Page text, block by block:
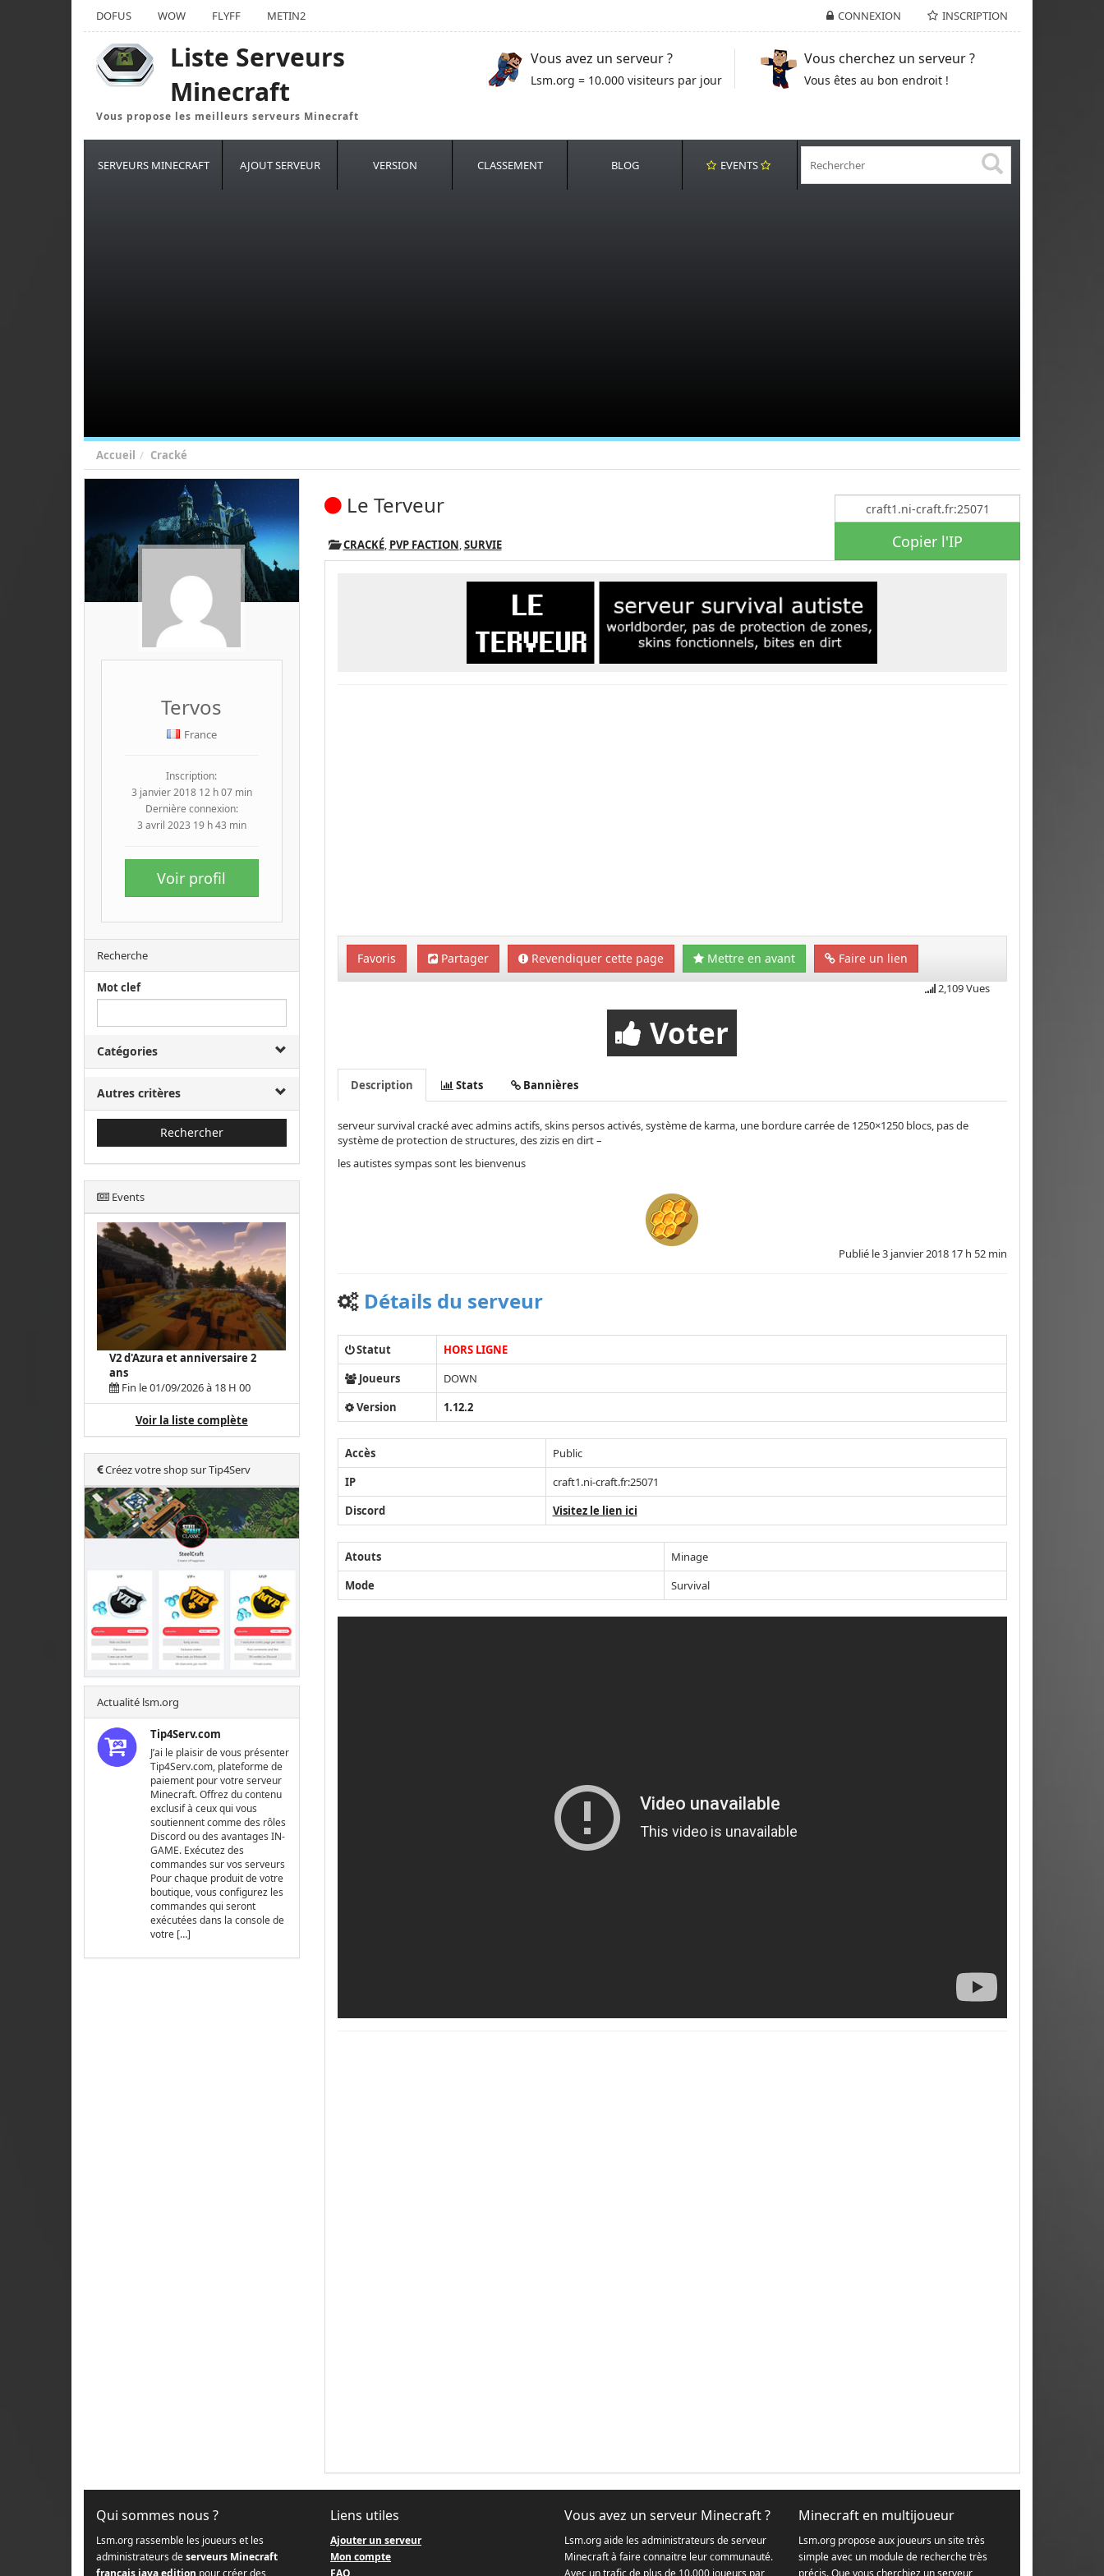
CONNEXION INSCRIPTION
DOFUS WOW FLYFF METIN2
Liste Serveurs
Minecraft
Vous propose les meilleurs serveurs Minecraft
Vous avez un serveur ?
Lsm.org = 10.000 visiteurs par jour
Vous cherchez un serveur ?
Vous êtes au bon endroit !
SERVEURS MINECRAFT AJOUT SERVEUR VERSION CLASSEMENT BLOG EVENTS
Accueil Cracké
Tervos
France
Inscription:
3 janvier 2018 12 h 07 min
Dernière connexion:
3 avril 2023 19 h 43 min
Voir profil
Recherche
Mot clef
Catégories
Autres critères
Rechercher
Events
V2 d'Azura et anniversaire 2
ans
Fin le 01/09/2026 à 18 H 00
Voir la liste complète
Créez votre shop sur Tip4Serv
Actualité lsm.org
Tip4Serv.com
J’ai le plaisir de vous présenter
Tip4Serv.com, plateforme de
paiement pour votre serveur
Minecraft. Offrez du contenu
exclusif à ceux qui vous
soutiennent comme des rôles
Discord ou des avantages IN-
GAME. Exécutez des
commandes sur vos serveurs
Pour chaque produit de votre
boutique, vous configurez les
commandes qui seront
exécutées dans la console de
votre […]
Copier l'IP
Le Terveur
CRACKÉ, PVP FACTION,SURVIE
Favoris Partager Revendiquer cette page Mettre en avant Faire un lien
2,109 Vues
Voter
Description Stats Bannières
serveur survival cracké avec admins actifs, skins persos activés, système de karma, une bordure carrée de 1250×1250 blocs, pas de
système de protection de structures, des zizis en dirt –
les autistes sympas sont les bienvenus
Publié le3 janvier 2018 17 h 52 min
Détails du serveur
Statut
HORS LIGNE
Joueurs
DOWN
Version
1.12.2
Accès
Public
IP
craft1.ni-craft.fr:25071
Discord
Visitez le lien ici
Atouts
Minage
Mode
Survival
Qui sommes nous ?
Lsm.org rassemble les joueurs et les
administrateurs deserveurs Minecraft
français java edition pour créer des
Liens utiles
Ajouter un serveur
Mon compte
FAQ
Vous avez un serveur Minecraft ?
Lsm.org aide les administrateurs de serveur
Minecraft à faire connaitre leur communauté.
Avec un trafic de plus de 10.000 joueurs par
Minecraft en multijoueur
Lsm.org propose aux joueurs un site très
simple avec un module de recherche très
précis. Que vous cherchiez un serveur